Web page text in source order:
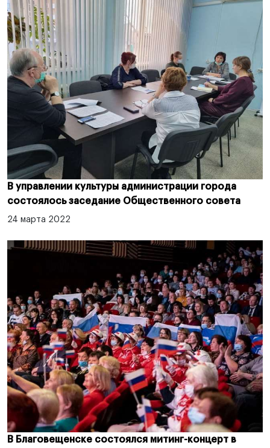
В управлении культуры администрации города
состоялось заседание Общественного совета
24 марта 2022
В Благовещенске состоялся митинг-концерт в